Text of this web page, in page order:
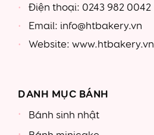
Điện thoại: 0243 982 0042
Email: info@htbakery.vn
Website: www.htbakery.vn
DANH MỤC BÁNH
Bánh sinh nhật